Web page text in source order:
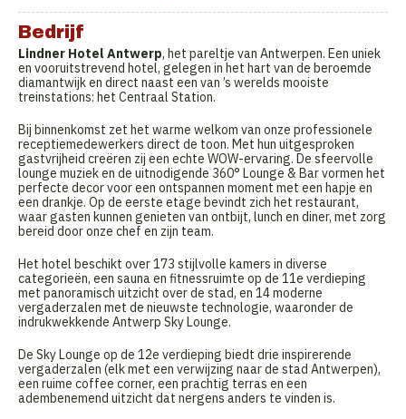
Bedrijf
Lindner Hotel Antwerp, het pareltje van Antwerpen. Een uniek
en vooruitstrevend hotel, gelegen in het hart van de beroemde
diamantwijk en direct naast een van ’s werelds mooiste
treinstations: het Centraal Station.
Bij binnenkomst zet het warme welkom van onze professionele
receptiemedewerkers direct de toon. Met hun uitgesproken
gastvrijheid creëren zij een echte WOW-ervaring. De sfeervolle
lounge muziek en de uitnodigende 360° Lounge & Bar vormen het
perfecte decor voor een ontspannen moment met een hapje en
een drankje. Op de eerste etage bevindt zich het restaurant,
waar gasten kunnen genieten van ontbijt, lunch en diner, met zorg
bereid door onze chef en zijn team.
Het hotel beschikt over 173 stijlvolle kamers in diverse
categorieën, een sauna en fitnessruimte op de 11e verdieping
met panoramisch uitzicht over de stad, en 14 moderne
vergaderzalen met de nieuwste technologie, waaronder de
indrukwekkende Antwerp Sky Lounge.
De Sky Lounge op de 12e verdieping biedt drie inspirerende
vergaderzalen (elk met een verwijzing naar de stad Antwerpen),
een ruime coffee corner, een prachtig terras en een
adembenemend uitzicht dat nergens anders te vinden is.